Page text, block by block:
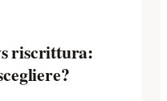
riscrittura: